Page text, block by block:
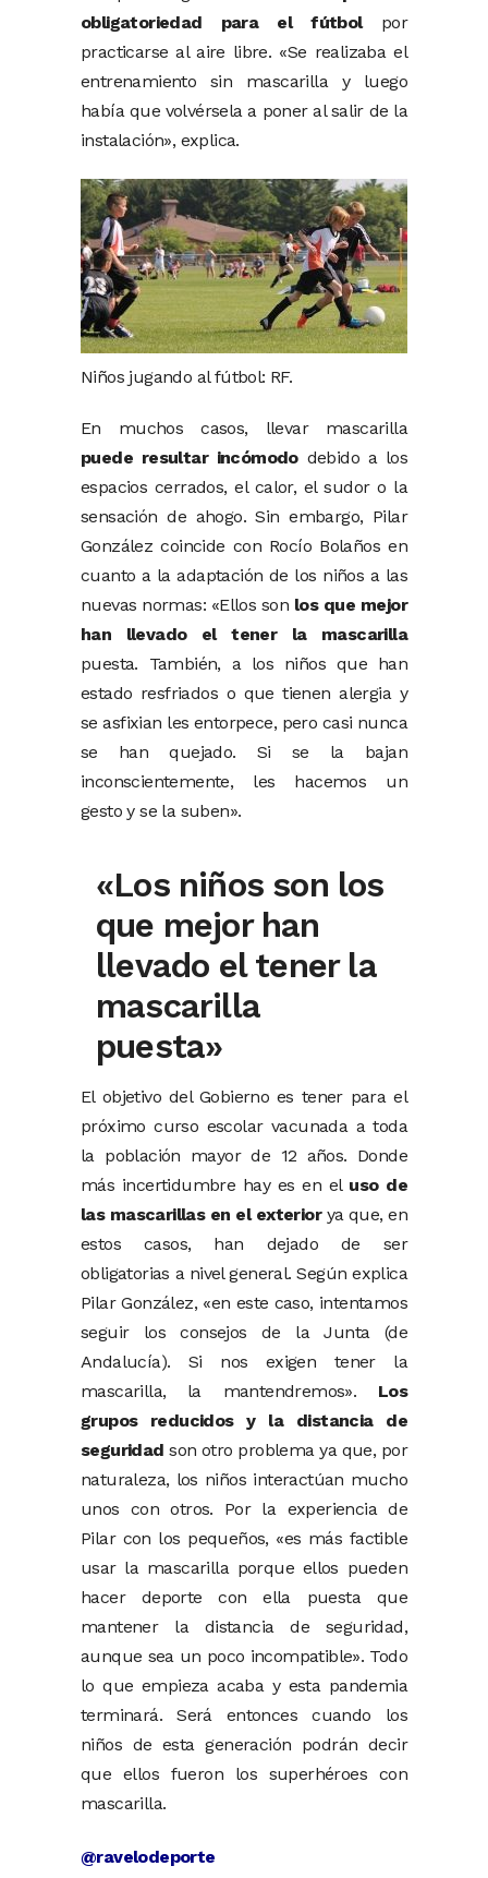
obligatoriedad para el fútbolpor
practicarse al aire libre. «Se realizaba el
entrenamiento sin mascarilla y luego
había que volvérsela a poner al salir de la
instalación», explica.
Niños jugando al fútbol: RF.
En muchos casos, llevar mascarilla
puede resultar incómododebido a los
espacios cerrados, el calor, el sudor o la
sensación de ahogo. Sin embargo, Pilar
González coincide con Rocío Bolaños en
cuanto a la adaptación de los niños a las
nuevas normas: «Ellos son los que mejor
han llevado el tener la mascarilla
puesta. También, a los niños que han
estado resfriados o que tienen alergia y
se asfixian les entorpece, pero casi nunca
se han quejado. Si se la bajan
inconscientemente, les hacemos un
gesto y se la suben».
«Los niños son los
que mejor han
llevado el tener la
mascarilla
puesta»
El objetivo del Gobierno es tener para el
próximo curso escolar vacunada a toda
la población mayor de 12 años. Donde
más incertidumbre hay es en el uso de
las mascarillas en el exteriorya que, en
estos casos, han dejado de ser
obligatorias a nivel general. Según explica
Pilar González, «en este caso, intentamos
seguir los consejos de la Junta (de
Andalucía). Si nos exigen tener la
mascarilla, la mantendremos». Los
grupos reducidos y la distancia de
seguridad son otro problema ya que, por
naturaleza, los niños interactúan mucho
unos con otros. Por la experiencia de
Pilar con los pequeños, «es más factible
usar la mascarilla porque ellos pueden
hacer deporte con ella puesta que
mantener la distancia de seguridad,
aunque sea un poco incompatible». Todo
lo que empieza acaba y esta pandemia
terminará. Será entonces cuando los
niños de esta generación podrán decir
que ellos fueron los superhéroes con
mascarilla.
@ravelodeporte